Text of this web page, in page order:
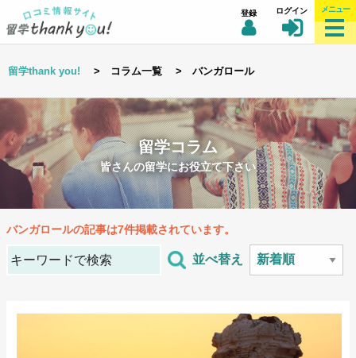
登録 ログイン メニュー
留学thank you! > コラム一覧 > バンガロール
留学コラム
皆さんの留学にお役立て下さい
バンガロールの記事は7件掲載されています。
並べ替え